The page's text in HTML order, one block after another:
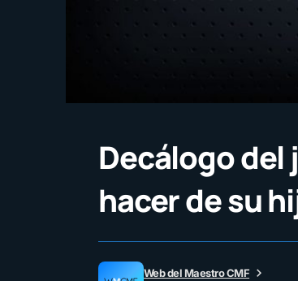
Decálogo del
hacer de su
Web del Maestro CMF